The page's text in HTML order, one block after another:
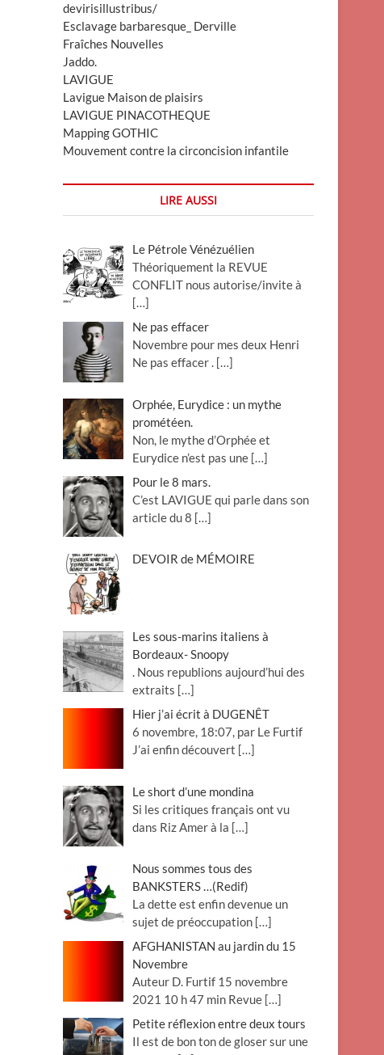
devirisillustribus/
Esclavage barbaresque_ Derville
Fraîches Nouvelles
Jaddo.
LAVIGUE
Lavigue Maison de plaisirs
LAVIGUE PINACOTHEQUE
Mapping GOTHIC
Mouvement contre la circoncision infantile
LIRE AUSSI
Le Pétrole Vénézuélien
Théoriquement la REVUE
CONFLIT nous autorise/invite à
[…]
Ne pas effacer
Novembre pour mes deux Henri
Ne pas effacer . […]
Orphée, Eurydice : un mythe
prométéen.
Non, le mythe d’Orphée et
Eurydice n’est pas une […]
Pour le 8 mars.
C’est LAVIGUE qui parle dans son
article du 8 […]
DEVOIR de MÉMOIRE
Les sous-marins italiens à
Bordeaux- Snoopy
. Nous republions aujourd’hui des
extraits […]
Hier j’ai écrit à DUGENÊT
6 novembre, 18:07, par Le Furtif
J’ai enfin découvert […]
Le short d’une mondina
Si les critiques français ont vu
dans Riz Amer à la […]
Nous sommes tous des
BANKSTERS …(Redif)
La dette est enfin devenue un
sujet de préoccupation […]
AFGHANISTAN au jardin du 15
Novembre
Auteur D. Furtif 15 novembre
2021 10 h 47 min Revue […]
Petite réflexion entre deux tours
Il est de bon ton de gloser sur une